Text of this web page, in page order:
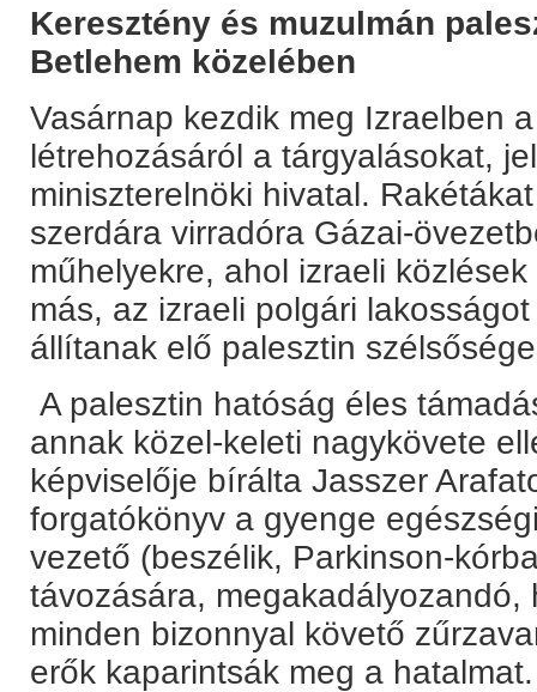
Keresztény és muzulmán
Betlehem közelében
Vasárnap kezdik meg Izraelben
létrehozásáról a tárgyalásokat,
miniszterelnöki hivatal.
szerdára virradóra Gázai-
műhelyekre, ahol izraeli
más, az izraeli polgári
állítanak elő palesztin
A palesztin hatóság éles
annak közel-keleti nagykövete
képviselője bírálta Jasszer
forgatókönyv a gyenge
vezető (beszélik, Parkinson-
távozására, megakadályozandó,
minden bizonnyal követő
erők kaparintsák meg a hatalmat.